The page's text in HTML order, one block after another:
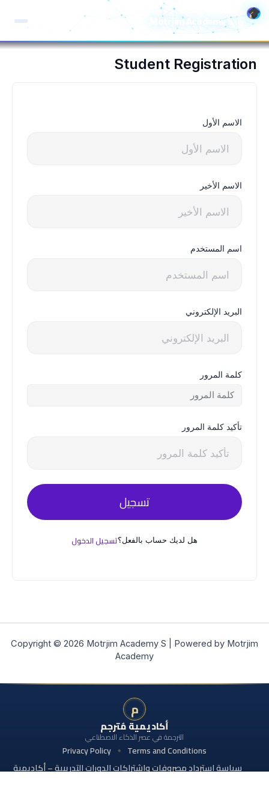
Motrjim Academy S
تخطي
إلى
المحتوى
Student Registration
الاسم الأول
الاسم الأخير
اسم المستخدم
البريد الإلكتروني
كلمة المرور
تأكيد كلمة المرور
تسجيل
هل لديك حساب بالفعل؟تسجيل الدخول
Copyright © 2026 Motrjim Academy S | Powered by Motrjim
Academy
م
أكاديمية مُترجم
الترجمة في عصر الذكاء الاصطناعي
Terms and Conditions
Privacy Policy
سياسة استرداد مصروفات واشتراكات الدورات التدريبية – أكاديمية